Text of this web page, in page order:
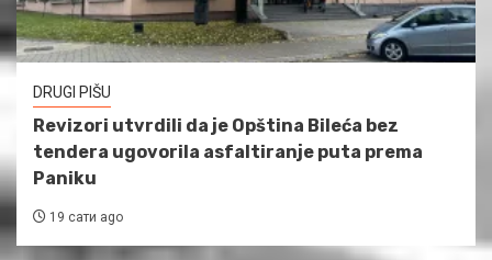
DRUGI PIŠU
Revizori utvrdili da je Opština Bileća bez
tendera ugovorila asfaltiranje puta prema
Paniku
19 сати ago